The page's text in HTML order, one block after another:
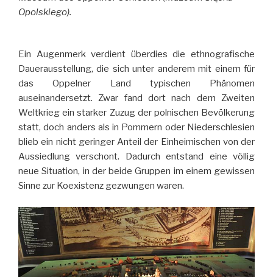
Opolskiego).
Ein Augenmerk verdient überdies die ethnografische
Dauerausstellung, die sich unter anderem mit einem für
das Oppelner Land typischen Phänomen
auseinandersetzt. Zwar fand dort nach dem Zweiten
Weltkrieg ein starker Zuzug der polnischen Bevölkerung
statt, doch anders als in Pommern oder Niederschlesien
blieb ein nicht geringer Anteil der Einheimischen von der
Aussiedlung verschont. Dadurch entstand eine völlig
neue Situation, in der beide Gruppen im einem gewissen
Sinne zur Koexistenz gezwungen waren.